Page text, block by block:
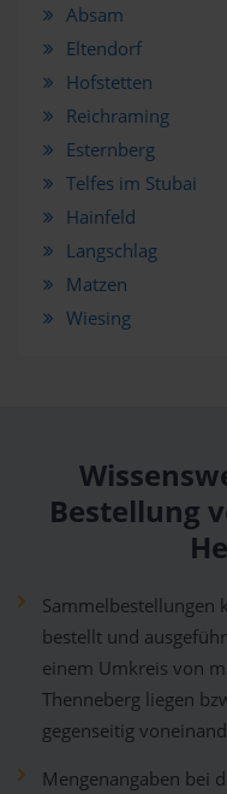
Absam
Eltendorf
Hofstetten
Reichraming
Esternberg
Telfes im Stubai
Hainfeld
Langschlag
Matzen
Wiesing
Bestellung
Sammelbestellungen
bestellt und
einem Umkreis von
Thenneberg liegen
gegenseitig
Mengenangaben bei